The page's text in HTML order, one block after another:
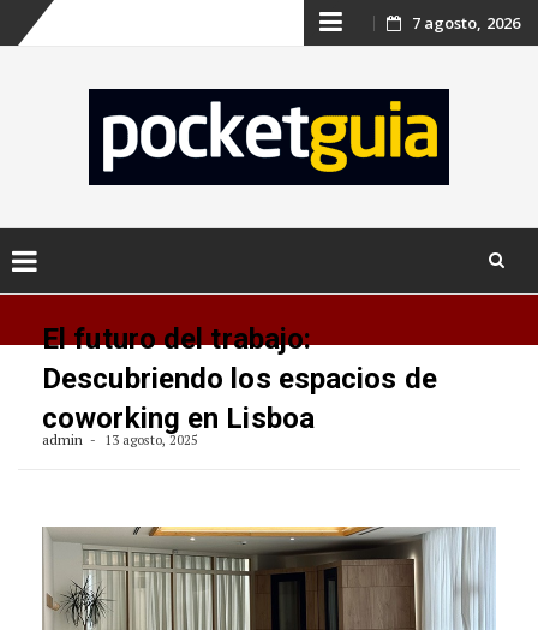
Skip
content
7 agosto, 2026
El futuro del trabajo:
Descubriendo los espacios de
coworking en Lisboa
admin 13 agosto, 2025